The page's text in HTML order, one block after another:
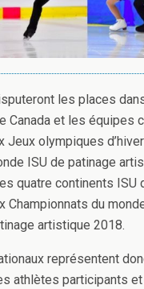
les places
Canada et les équipes
Jeux olympiques
ISU de patinage
quatre continents ISU
Championnats du
artistique 2018.
représentent
athlètes participants